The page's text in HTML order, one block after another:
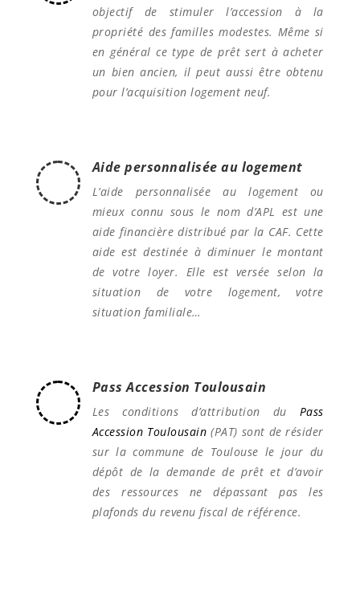
objectif de stimuler l’accession à la
propriété des familles modestes. Même si
en général ce type de prêt sert à acheter
un bien ancien, il peut aussi être obtenu
pour l’acquisition logement neuf.
Aide personnalisée au logement
L’aide personnalisée au logement ou
mieux connu sous le nom d’APL est une
aide financière distribué par la CAF. Cette
aide est destinée à diminuer le montant
de votre loyer. Elle est versée selon la
situation de votre logement, votre
situation familiale…
Pass Accession Toulousain
Les conditions d’attribution du Pass
Accession Toulousain (PAT) sont de résider
sur la commune de Toulouse le jour du
dépôt de la demande de prêt et d’avoir
des ressources ne dépassant pas les
plafonds du revenu fiscal de référence.